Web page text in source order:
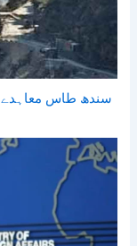
سندھ طاس معاہدے